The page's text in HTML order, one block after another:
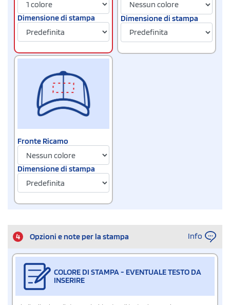
Dimensione di stampa Dimensione di stampa
Fronte Ricamo
Dimensione di stampa
4 Opzioni e note per la stampa Info
COLORE DI STAMPA - EVENTUALE TESTO DA
INSERIRE